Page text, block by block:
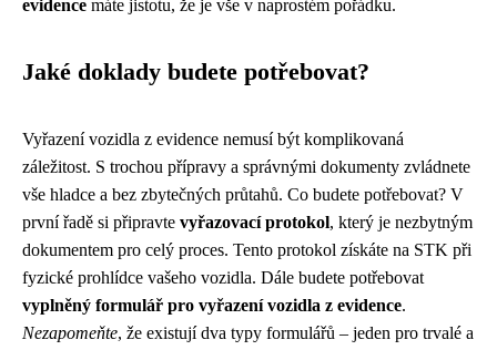
evidence máte jistotu, že je vše v naprostém pořádku.
Jaké doklady budete potřebovat?
Vyřazení vozidla z evidence nemusí být komplikovaná
záležitost. S trochou přípravy a správnými dokumenty zvládnete
vše hladce a bez zbytečných průtahů. Co budete potřebovat? V
první řadě si připravte vyřazovací protokol, který je nezbytným
dokumentem pro celý proces. Tento protokol získáte na STK při
fyzické prohlídce vašeho vozidla. Dále budete potřebovat
vyplněný formulář pro vyřazení vozidla z evidence.
Nezapomeňte, že existují dva typy formulářů – jeden pro trvalé a